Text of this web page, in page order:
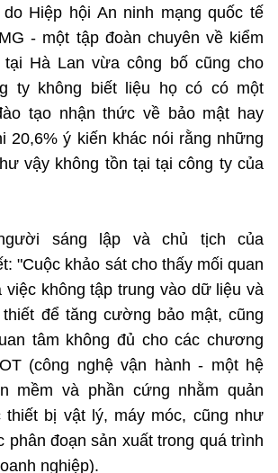
Công nghệ
nghệ
thông
lường, chất lượng
tử
điều hành
nghệ
thông
lường, chất lượng
tử
Hiệp hội An ninh mạng quốc tế
- một tập đoàn chuyên về kiểm
Hà Lan vừa công bố cũng cho
ty không biết liệu họ có có một
tạo nhận thức về bảo mật hay
20,6% ý kiến khác nói rằng những
vậy không tồn tại tại công ty của
sáng lập và chủ tịch của
"Cuộc khảo sát cho thấy mối quan
việc không tập trung vào dữ liệu và
để tăng cường bảo mật, cũng
tâm không đủ cho các chương
(công nghệ vận hành - một hệ
mềm và phần cứng nhằm quản
thiết bị vật lý, máy móc, cũng như
phân đoạn sản xuất trong quá trình
nghiệp).